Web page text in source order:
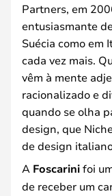
Partners, em
entusiasmante
Suécia como em
cada vez mais.
vêm à mente
racionalizado e
quando se olha
design, que
de design
A Foscarinifoi
de receber um